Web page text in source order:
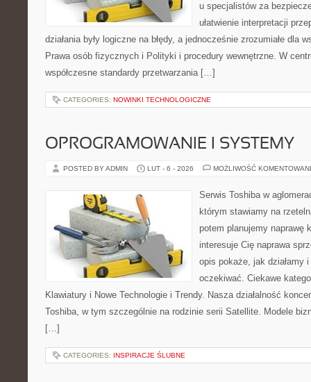
u specjalistów za
ułatwienie interpretacji
działania były logiczne na błędy, a jednocześnie zrozumiałe dla
Prawa osób fizycznych i Polityki i procedury wewnętrzne. W
współczesne standardy przetwarzania […]
CATEGORIES: NOWINKI TECHNOLOGICZNE
OPROGRAMOWANIE I SYSTEMY
POSTED BY ADMIN LUT - 6 - 2026 MOŻLIWOŚĆ
Serwis Toshiba w
którym stawiamy na
potem planujemy naprawę
interesuje Cię naprawa
opis pokaże, jak działamy
oczekiwać. Ciekawe
Klawiatury i Nowe Technologie i Trendy. Nasza działalność
Toshiba, w tym szczególnie na rodzinie serii Satellite. Modele
[…]
CATEGORIES: INSPIRACJE ŚLUBNE